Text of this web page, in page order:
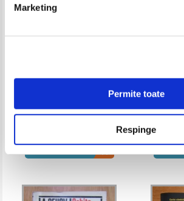
Marketing
Permite toate
Respinge
Pret:28,00Lei
Pret:
Adaugă
Colectia de Romane Reader's
Noble